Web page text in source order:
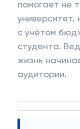
помогает не
университет,
с учётом
студента.
жизнь
аудитории.